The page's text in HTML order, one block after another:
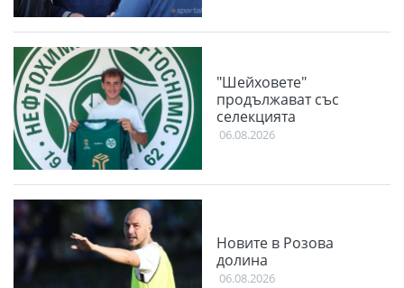
"Шейховете"
продължават със
селекцията
06.08.2026
Новите в Розова
долина
06.08.2026